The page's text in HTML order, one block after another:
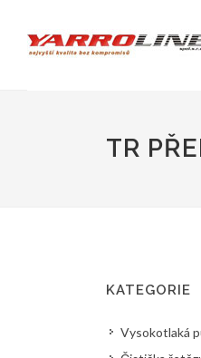
TR
KATEGORIE
Vysokotlaká